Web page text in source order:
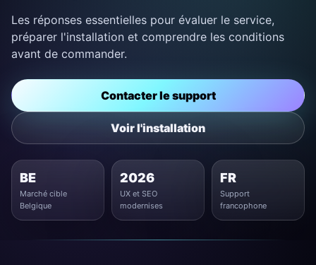
Les réponses essentielles pour évaluer le service,
préparer l'installation et comprendre les conditions
avant de commander.
Contacter le support
Voir l'installation
BE
Marché cible
Belgique
2026
UX et SEO
modernises
FR
Support
francophone